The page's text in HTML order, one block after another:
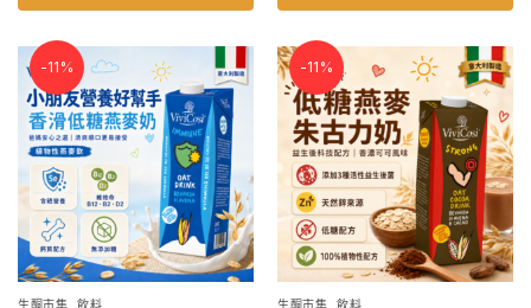
-11%
生酮市集 ,飲料
-11%
生酮市集 ,飲料